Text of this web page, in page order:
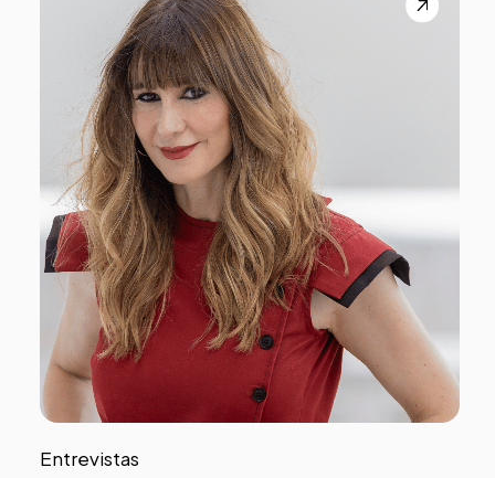
Entrevistas